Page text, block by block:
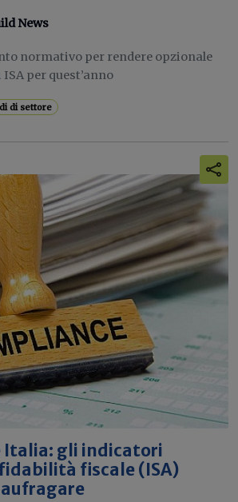
News
normativo per rendere opzionale
per quest’anno
di settore
Italia: gli indicatori
fiscale (ISA)